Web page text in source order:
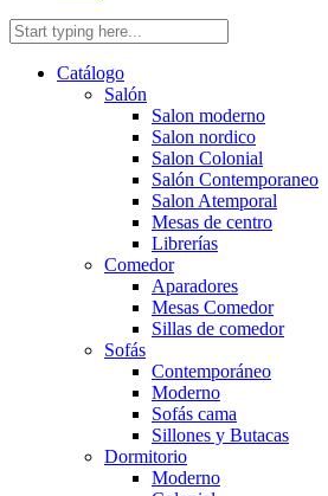
Catálogo
Salón
Salon moderno
Salon nordico
Salon Colonial
Salón Contemporaneo
Salon Atemporal
Mesas de centro
Librerías
Comedor
Aparadores
Mesas Comedor
Sillas de comedor
Sofás
Contemporáneo
Moderno
Sofás cama
Sillones y Butacas
Dormitorio
Moderno